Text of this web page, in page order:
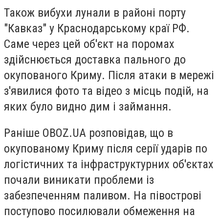
Також вибухи лунали в районі порту
"Кавказ" у Краснодарському краї РФ.
Саме через цей об'єкт на поромах
здійснюється доставка пального до
окупованого Криму. Після атаки в мережі
з'явилися фото та відео з місць подій, на
яких було видно дим і займання.
Раніше OBOZ.UA розповідав, що в
окупованому Криму після серії ударів по
логістичних та інфраструктурних об'єктах
почали виникати проблеми із
забезпеченням паливом. На півострові
поступово посилювали обмеження на